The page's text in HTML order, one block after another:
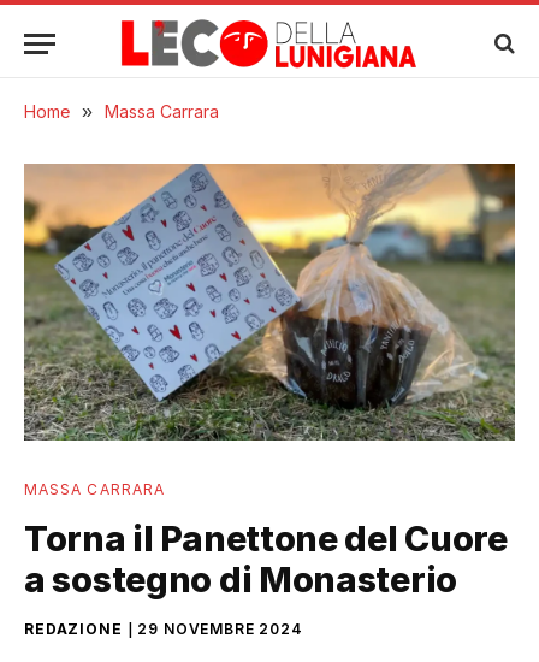
Home » Massa Carrara
MASSA CARRARA
Torna il Panettone del Cuore
a sostegno di Monasterio
REDAZIONE 29 NOVEMBRE 2024